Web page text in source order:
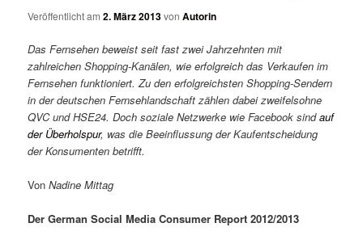
Veröffentlicht am2. März 2013vonAutorin
Das Fernsehen beweist seit fast zwei Jahrzehnten mit
zahlreichen Shopping-Kanälen, wie erfolgreich das Verkaufen im
Fernsehen funktioniert. Zu den erfolgreichsten Shopping-Sendern
in der deutschen Fernsehlandschaft zählen dabei zweifelsohne
QVC und HSE24. Doch soziale Netzwerke wie Facebook sindauf
der Überholspur, was die Beeinflussung der Kaufentscheidung
der Konsumenten betrifft.
VonNadine Mittag
Der German Social Media Consumer Report 2012/2013